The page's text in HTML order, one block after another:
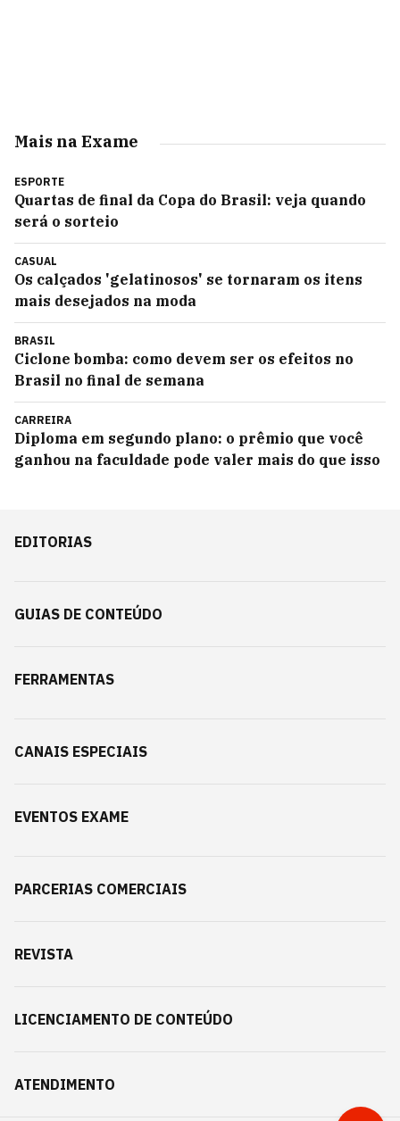
Mais na Exame
ESPORTE
Quartas de final da Copa do Brasil: veja quando
será o sorteio
CASUAL
Os calçados 'gelatinosos' se tornaram os itens
mais desejados na moda
BRASIL
Ciclone bomba: como devem ser os efeitos no
Brasil no final de semana
CARREIRA
Diploma em segundo plano: o prêmio que você
ganhou na faculdade pode valer mais do que isso
EDITORIAS
GUIAS DE CONTEÚDO
FERRAMENTAS
CANAIS ESPECIAIS
EVENTOS EXAME
PARCERIAS COMERCIAIS
REVISTA
LICENCIAMENTO DE CONTEÚDO
ATENDIMENTO